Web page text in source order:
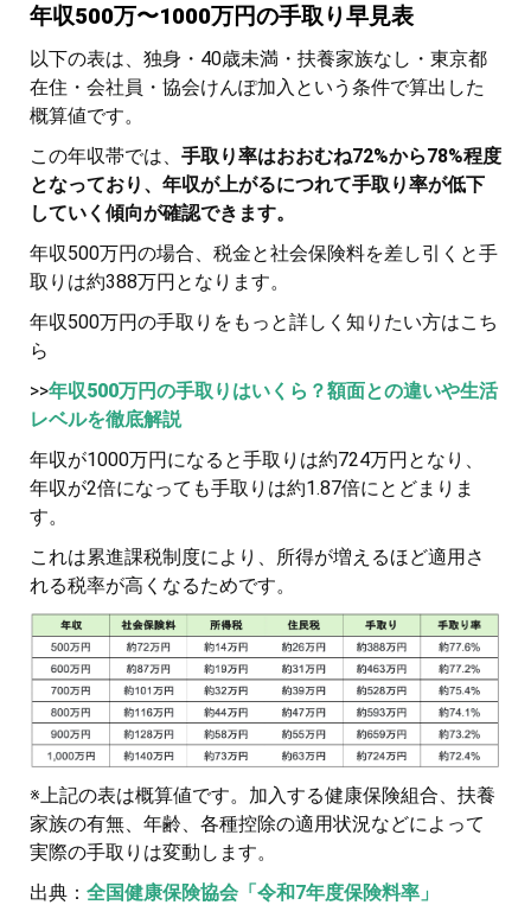
年収500万〜1000万円の手取り早見表
以下の表は、独身・40歳未満・扶養家族なし・東京都
在住・会社員・協会けんぽ加入という条件で算出した
概算値です。
この年収帯では、 手取り率はおおむね72%から78%程度
となっており、年収が上がるにつれて手取り率が低下
していく傾向が確認できます。
年収500万円の場合、税金と社会保険料を差し引くと手
取りは約388万円となります。
年収500万円の手取りをもっと詳しく知りたい方はこち
ら
>>年収500万円の手取りはいくら？額面との違いや生活
レベルを徹底解説
年収が1000万円になると手取りは約724万円となり、
年収が2倍になっても手取りは約1.87倍にとどまりま
す。
これは累進課税制度により、所得が増えるほど適用さ
れる税率が高くなるためです。
※上記の表は概算値です。加入する健康保険組合、扶養
家族の有無、年齢、各種控除の適用状況などによって
実際の手取りは変動します。
出典： 全国健康保険協会「令和7年度保険料率」